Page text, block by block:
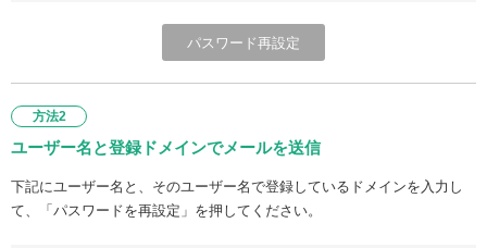
方法2
ユーザー名と登録ドメインでメールを送信
下記にユーザー名と、そのユーザー名で登録しているドメインを入力し
て、「パスワードを再設定」を押してください。